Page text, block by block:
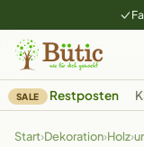
SALE Restposten
Start›Dekoration›Holz›